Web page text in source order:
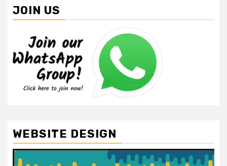
JOIN US
WEBSITE DESIGN